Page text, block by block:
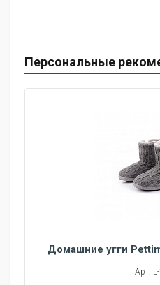
Персональные
Домашние угги
Арт: